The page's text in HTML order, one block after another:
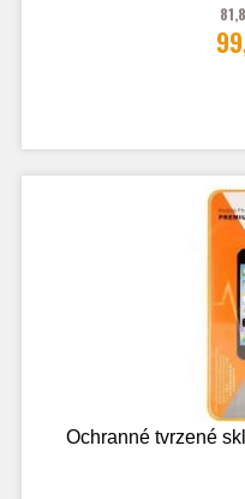
Fotografie jsou ilustrační.
Ochranné tvrzené